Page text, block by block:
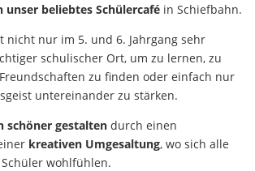
unser beliebtes Schülercafé in Schiefbahn.
nicht nur im 5. und 6. Jahrgang sehr
schulischer Ort, um zu lernen, zu
zu finden oder einfach nur
untereinander zu stärken.
schöner gestalten durch einen
kreativen Umgesaltung, wo sich alle
wohlfühlen.